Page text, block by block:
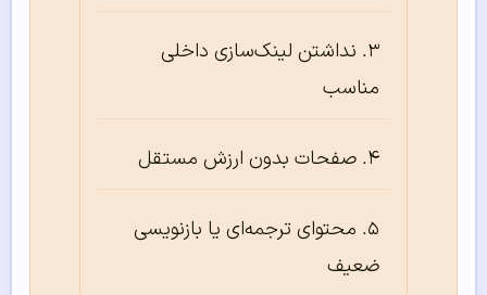
نداشتن لینک‌سازی داخلی
مناسب
صفحات بدون ارزش مستقل
محتوای ترجمه‌ای یا بازنویسی
ضعیف